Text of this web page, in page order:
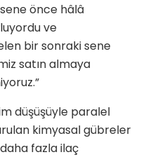
önce hâlâ
ve
bir sonraki sene
satın almaya
düşüşüyle paralel
kimyasal gübreler
fazla ilaç